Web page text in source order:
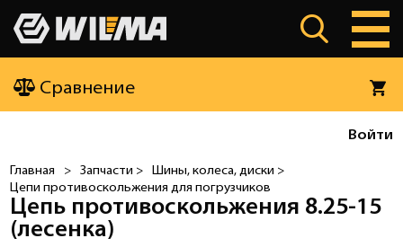
Сравнение
Войти
Главная > Запчасти >
Шины, колеса, диски >
Цепи противоскольжения для погрузчиков
Цепь противоскольжения 8.25-15
(лесенка)